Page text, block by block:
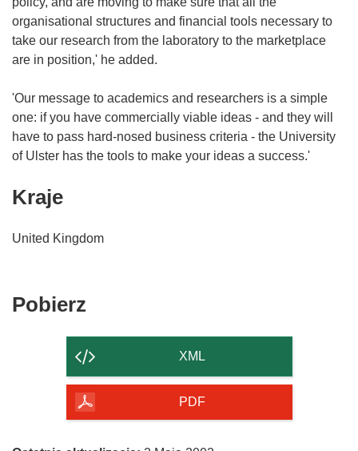
organisational structures and financial tools necessary to
take our research from the laboratory to the marketplace
are in position,' he added.
'Our message to academics and researchers is a simple
one: if you have commercially viable ideas - and they will
have to pass hard-nosed business criteria - the University
of Ulster has the tools to make your ideas a success.'
Kraje
United Kingdom
Pobierz
strony
XML
PDF